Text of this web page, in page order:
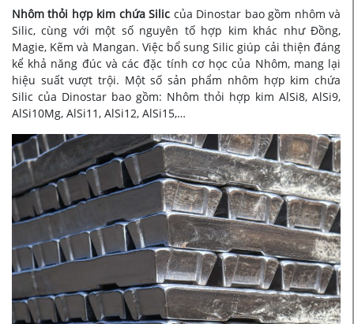
Nhôm thỏi hợp kim chứa Silic của Dinostar bao gồm nhôm và
Silic, cùng với một số nguyên tố hợp kim khác như Đồng,
Magie, Kẽm và Mangan. Việc bổ sung Silic giúp cải thiện đáng
kể khả năng đúc và các đặc tính cơ học của Nhôm, mang lại
hiệu suất vượt trội. Một số sản phẩm nhôm hợp kim chứa
Silic của Dinostar bao gồm: Nhôm thỏi hợp kim AlSi8, AlSi9,
AlSi10Mg, AlSi11, AlSi12, AlSi15,…